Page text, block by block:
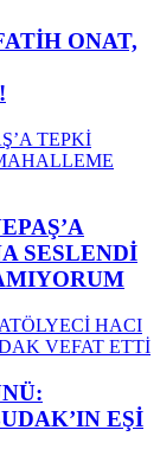
ONAT,
SESLENDİ
EŞİ